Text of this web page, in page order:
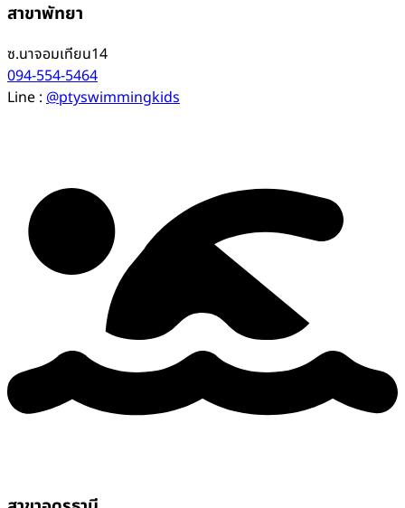
สาขาพัทยา
ซ.นาจอมเทียน14
094-554-5464
Line : @ptyswimmingkids